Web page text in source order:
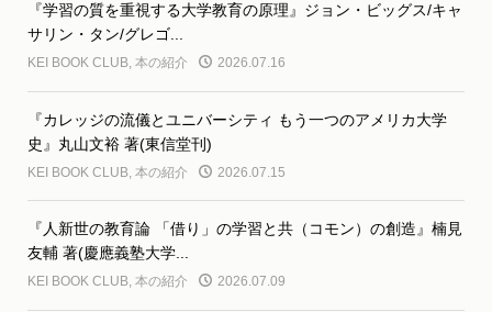
『学習の質を重視する大学教育の原理』ジョン・ビッグス/キャ
サリン・タン/グレゴ...
KEI BOOK CLUB, 本の紹介 2026.07.16
『カレッジの流儀とユニバーシティ もう一つのアメリカ大学
史』丸山文裕 著(東信堂刊)
KEI BOOK CLUB, 本の紹介 2026.07.15
『人新世の教育論 「借り」の学習と共（コモン）の創造』楠見
友輔 著(慶應義塾大学...
KEI BOOK CLUB, 本の紹介 2026.07.09